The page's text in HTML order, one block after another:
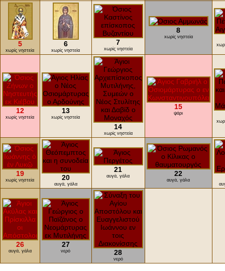
5
xωρίς νηστεία
6
xωρίς νηστεία
7
xωρίς νηστεία
8
xωρίς νηστεία
12
xωρίς νηστεία
13
xωρίς νηστεία
14
xωρίς νηστεία
15
ψάρι
19
xωρίς νηστεία 20
αυγά, γάλα
21
αυγά, γάλα 22
αυγά, γάλα
26
αυγά, γάλα
27
νερό 28
νερό